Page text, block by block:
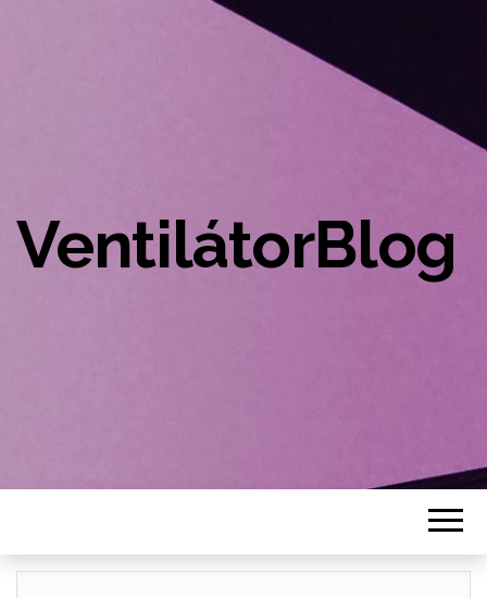
VentilátorBlog